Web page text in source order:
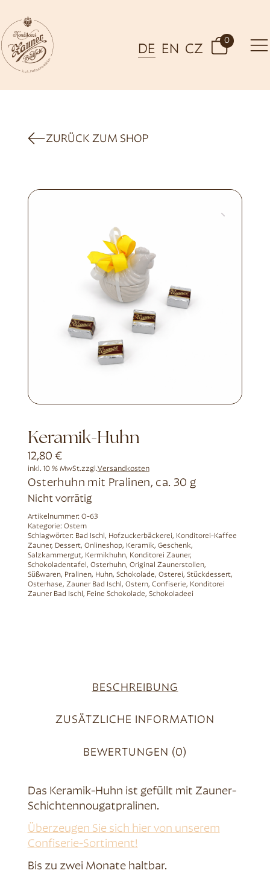
DE EN CZ
0
ZURÜCK ZUM SHOP
Keramik-Huhn
12,80 €
inkl. 10 % MwSt.zzgl.Versandkosten
Osterhuhn mit Pralinen, ca. 30 g
Nicht vorrätig
Artikelnummer: O-63
Kategorie: Ostern
Schlagwörter: Bad Ischl , Hofzuckerbäckerei, Konditorei-Kaffee
Zauner, Dessert, Onlineshop, Keramik, Geschenk,
Salzkammergut, Kermikhuhn, Konditorei Zauner,
Schokoladentafel , Osterhuhn, Original Zaunerstollen,
Süßwaren, Pralinen, Huhn, Schokolade, Osterei, Stückdessert,
Osterhase, Zauner Bad Ischl , Ostern, Confiserie, Konditorei
Zauner Bad Ischl , Feine Schokolade, Schokoladeei
BESCHREIBUNG
ZUSÄTZLICHE INFORMATION
BEWERTUNGEN (0)
Das Keramik-Huhn ist gefüllt mit Zauner-
Schichtennougatpralinen.
Überzeugen Sie sich hier von unserem
Confiserie-Sortiment!
Bis zu zwei Monate haltbar.